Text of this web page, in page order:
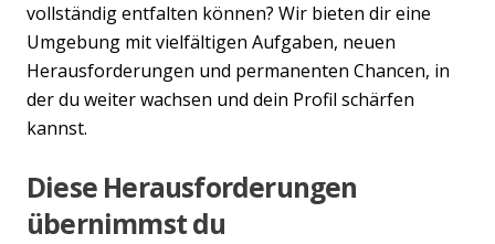
vollständig entfalten können? Wir bieten dir eine
Umgebung mit vielfältigen Aufgaben, neuen
Herausforderungen und permanenten Chancen, in
der du weiter wachsen und dein Profil schärfen
kannst.
Diese Herausforderungen
übernimmst du